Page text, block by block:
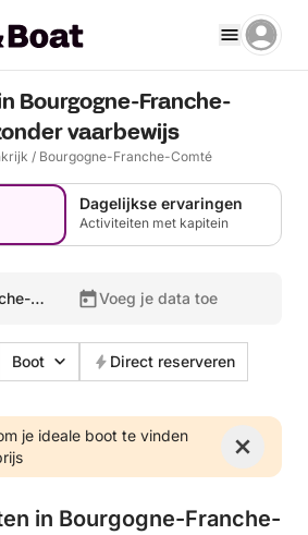
Bourgogne-Franche-
vaarbewijs
/ Bourgogne-Franche-Comté
Dagelijkse ervaringen
Activiteiten met kapitein
Voeg je data toe
Boot Direct reserveren
je ideale boot te vinden
in Bourgogne-Franche-